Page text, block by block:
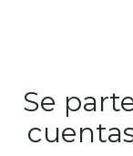
Se